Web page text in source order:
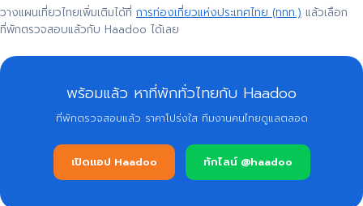
วางแผนเที่ยวไทยเพิ่มเติมได้ที่ การท่องเที่ยวแห่งประเทศไทย (ททท.) แล้วเลือก
ที่พักตรวจสอบแล้วกับ Haadoo ได้เลย
พร้อมแล้ว หาที่พักทั่วไทยกับ Haadoo
ที่พักตรวจสอบแล้ว ราคาโปร่งใส ทีมงานคนไทยดูแลตลอด
เปิดแอป Haadoo ทักไลน์ @haadoo